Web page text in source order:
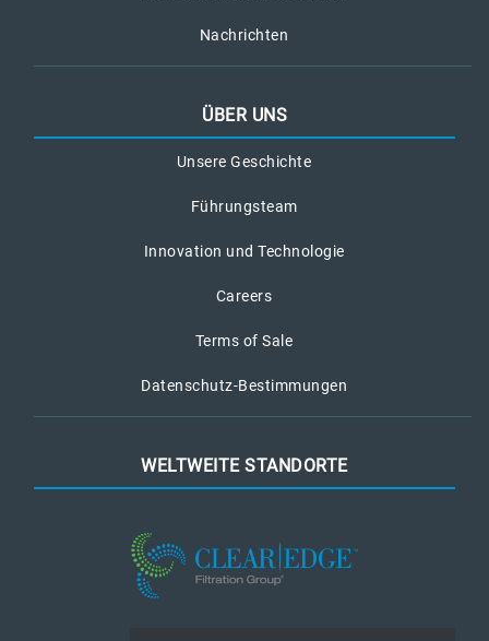
Nachrichten
ÜBER UNS
Unsere Geschichte
Führungsteam
Innovation und Technologie
Careers
Terms of Sale
Datenschutz-Bestimmungen
WELTWEITE STANDORTE